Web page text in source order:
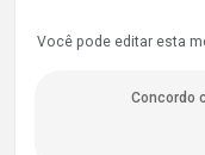
Você pode editar esta
Concordo